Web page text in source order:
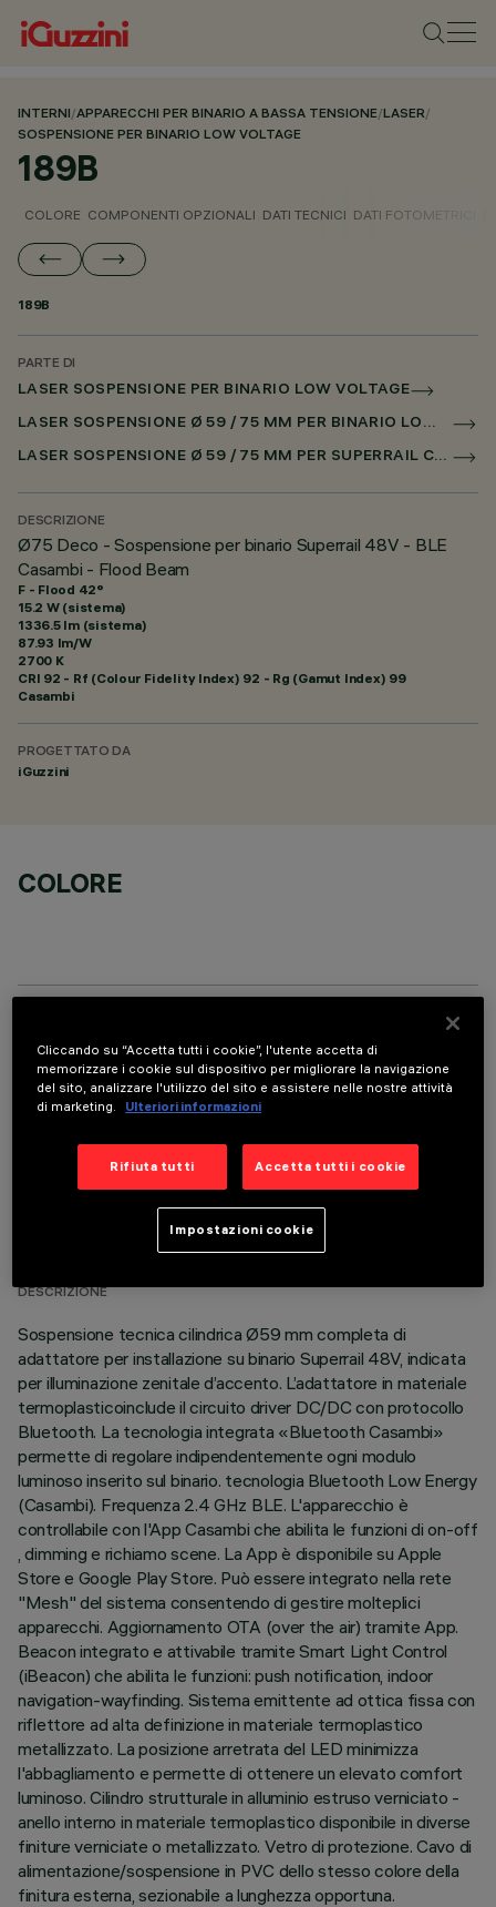
INTERNI/APPARECCHI PER BINARIO A BASSA TENSIONE/LASER/
SOSPENSIONE PER BINARIO LOW VOLTAGE
189B
COLORE COMPONENTI OPZIONALI DATI TECNICI DATI FOTOMETRICI
189B
PARTE DI
LASER SOSPENSIONE PER BINARIO LOW VOLTAGE
LASER SOSPENSIONE Ø 59 / 75 MM PER BINARIO LOW VOLTAGE CASAMBI
LASER SOSPENSIONE Ø 59 / 75 MM PER SUPERRAIL CASAMBI
DESCRIZIONE
Ø75 Deco - Sospensione per binario Superrail 48V - BLE
Casambi - Flood Beam
F - Flood 42°
15.2 W (sistema)
1336.5 lm (sistema)
87.93 lm/W
2700 K
CRI 92 - Rf (Colour Fidelity Index) 92 - Rg (Gamut Index) 99
Casambi
PROGETTATO DA
iGuzzini
COLORE
COMPONENTI OPZIONALI
DATI TECNICI
ULTIMO AGGIORNAMENTO: 03/08/2026
DESCRIZIONE
Sospensione tecnica cilindrica Ø59 mm completa di
adattatore per installazione su binario Superrail 48V, indicata
per illuminazione zenitale d’accento. L’adattatore in materiale
termoplasticoinclude il circuito driver DC/DC con protocollo
Bluetooth. La tecnologia integrata «Bluetooth Casambi»
permette di regolare indipendentemente ogni modulo
luminoso inserito sul binario. tecnologia Bluetooth Low Energy
(Casambi). Frequenza 2.4 GHz BLE. L'apparecchio è
controllabile con l'App Casambi che abilita le funzioni di on-off
, dimming e richiamo scene. La App è disponibile su Apple
Store e Google Play Store. Può essere integrato nella rete
"Mesh" del sistema consentendo di gestire molteplici
apparecchi. Aggiornamento OTA (over the air) tramite App.
Beacon integrato e attivabile tramite Smart Light Control
(iBeacon) che abilita le funzioni: push notification, indoor
navigation-wayfinding. Sistema emittente ad ottica fissa con
riflettore ad alta definizione in materiale termoplastico
metallizzato. La posizione arretrata del LED minimizza
l'abbagliamento e permette di ottenere un elevato comfort
luminoso. Cilindro strutturale in alluminio estruso verniciato -
anello interno in materiale termoplastico disponibile in diverse
finiture verniciate o metallizzato. Vetro di protezione. Cavo di
alimentazione/sospensione in PVC dello stesso colore della
finitura esterna, sezionabile a lunghezza opportuna.
Cliccando su “Accetta tutti i cookie”, l'utente accetta di
memorizzare i cookie sul dispositivo per migliorare la navigazione
del sito, analizzare l'utilizzo del sito e assistere nelle nostre attività
di marketing.
Ulteriori informazioni
Rifiuta tutti Accetta tutti i cookie
Impostazioni cookie